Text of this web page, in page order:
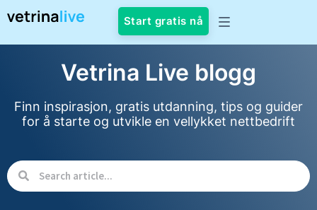
Start gratis nå
Vetrina Live blogg
Finn inspirasjon, gratis utdanning, tips og guider
for å starte og utvikle en vellykket nettbedrift